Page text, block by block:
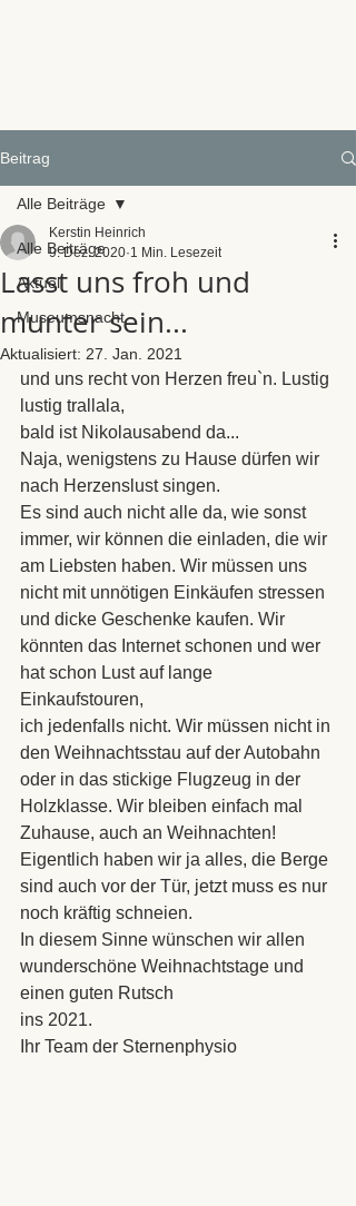
Beitrag
Alle Beiträge
Aktuell
Museumsnacht
Alle Beiträge
Lasst uns froh und
munter sein...
Kerstin Heinrich
9. Dez. 2020 1 Min. Lesezeit
Aktualisiert: 27. Jan. 2021
und uns recht von Herzen freu`n. Lustig
lustig trallala,
bald ist Nikolausabend da...
Naja, wenigstens zu Hause dürfen wir
nach Herzenslust singen.
Es sind auch nicht alle da, wie sonst
immer, wir können die einladen, die wir
am Liebsten haben. Wir müssen uns
nicht mit unnötigen Einkäufen stressen
und dicke Geschenke kaufen. Wir
könnten das Internet schonen und wer
hat schon Lust auf lange
Einkaufstouren,
ich jedenfalls nicht. Wir müssen nicht in
den Weihnachtsstau auf der Autobahn
oder in das stickige Flugzeug in der
Holzklasse. Wir bleiben einfach mal
Zuhause, auch an Weihnachten!
Eigentlich haben wir ja alles, die Berge
sind auch vor der Tür, jetzt muss es nur
noch kräftig schneien.
In diesem Sinne wünschen wir allen
wunderschöne Weihnachtstage und
einen guten Rutsch
ins 2021.
Ihr Team der Sternenphysio